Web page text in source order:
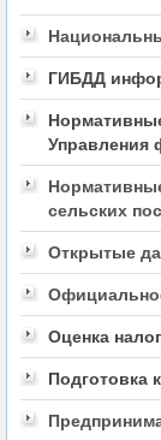
ГИБДД
Управления
сельских
Открытые
Оценка
Подготовка